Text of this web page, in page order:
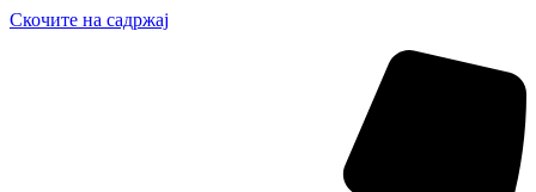
Скочите на садржај